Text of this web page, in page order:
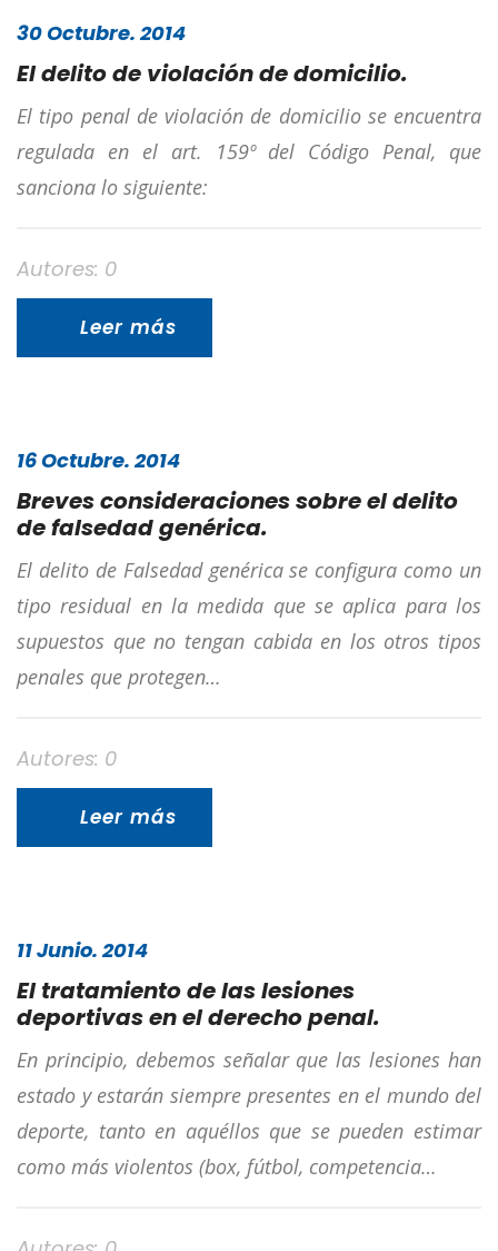
30 Octubre. 2014
El delito de violación de domicilio.
El tipo penal de violación de domicilio se encuentra
regulada en el art. 159º del Código Penal, que
sanciona lo siguiente:
Autores: 0
Leer más
16 Octubre. 2014
Breves consideraciones sobre el delito
de falsedad genérica.
El delito de Falsedad genérica se configura como un
tipo residual en la medida que se aplica para los
supuestos que no tengan cabida en los otros tipos
penales que protegen…
Autores: 0
Leer más
11 Junio. 2014
El tratamiento de las lesiones
deportivas en el derecho penal.
En principio, debemos señalar que las lesiones han
estado y estarán siempre presentes en el mundo del
deporte, tanto en aquéllos que se pueden estimar
como más violentos (box, fútbol, competencia…